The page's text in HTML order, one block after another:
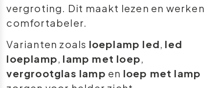
vergroting. Dit maakt lezen en werken
comfortabeler.
Varianten zoals loeplamp led, led
loeplamp, lamp met loep,
vergrootglas lamp en loep met lamp